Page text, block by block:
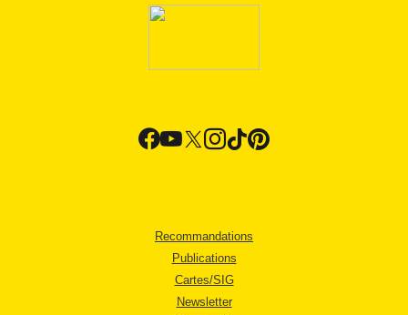
Recommandations
Publications
Cartes/SIG
Newsletter